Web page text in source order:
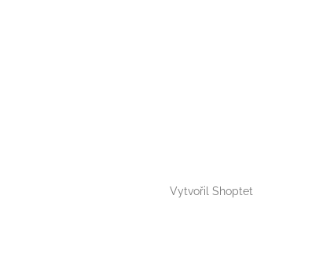
Vytvořil Shoptet